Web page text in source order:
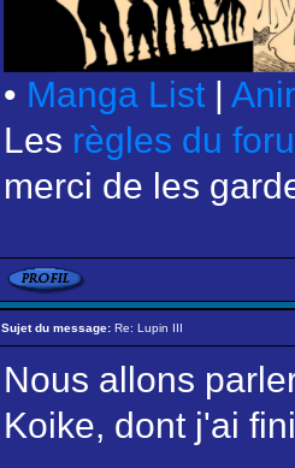
• Manga List |
Les règles du
merci de les
Sujet du message: Re: Lupin III
Nous allons
Koike, dont j'ai